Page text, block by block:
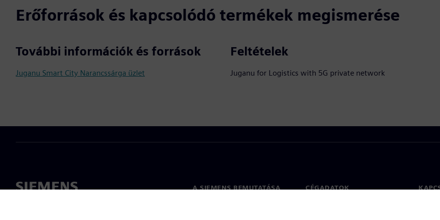
Erőforrások és kapcsolódó termékek megismerése
További információk és források
Juganu Smart City Narancssárga üzlet
Feltételek
Juganu for Logistics with 5G private network
A SIEMENS BEMUTATÁSA CÉGADATOK